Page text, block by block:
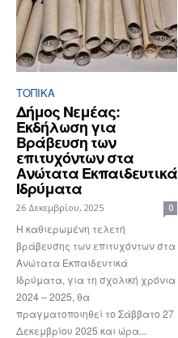
ΤΟΠΙΚΑ
Δήμος Νεμέας:
Εκδήλωση για
Βράβευση των
επιτυχόντων στα
Ανώτατα Εκπαιδευτικά
Ιδρύματα
26 Δεκεμβρίου, 2025 0
Η καθιερωμένη τελετή
βράβευσης των επιτυχόντων στα
Ανώτατα Εκπαιδευτικά
Ιδρύματα, για τη σχολική χρόνια
2024 – 2025, θα
πραγματοποιηθεί το Σάββατο 27
Δεκεμβρίου 2025 και ώρα...